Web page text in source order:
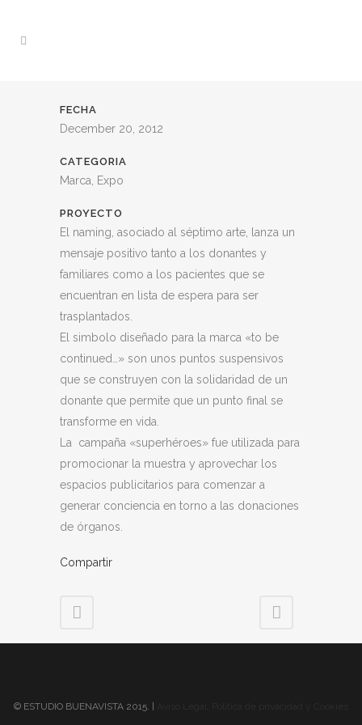
FECHA
December 20, 2012
CATEGORIA
Marca, Expo
PROYECTO
El naming, asociado al séptimo arte, lanza un
mensaje positivo tanto a los donantes y
familiares como a los pacientes que se
encuentran en lista de espera para ser
trasplantados.
El simbolo diseñado para la marca «to be
continued…» son unos puntos suspensivos
que se construyen con la solidaridad de un
donante que permite que un punto final se
transforme en vida.
La campaña «superhéroes» fue utilizada para
promocionar la muestra y aprovechar los
espacios publicitarios para comenzar a
generar conciencia en torno a las donaciones
de órganos.
Compartir
© ESTUDIO BUENAVISTA 2015. |